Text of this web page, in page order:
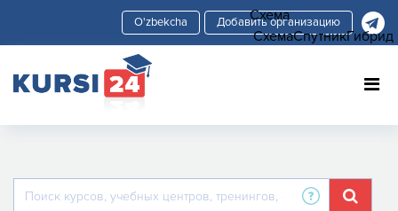
Добавить организацию
Схема
СхемаСпутникГибрид